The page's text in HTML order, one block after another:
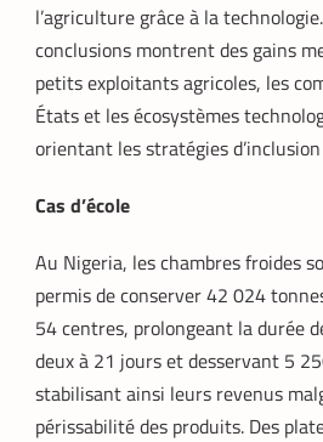
l’agriculture grâce à la
conclusions montrent des gains
petits exploitants agricoles, les
États et les écosystèmes
orientant les stratégies
Cas d’école
Au Nigeria, les chambres froides
permis de conserver 42 024
54 centres, prolongeant la durée
deux à 21 jours et desservant 5
stabilisant ainsi leurs revenus
périssabilité des produits. Des